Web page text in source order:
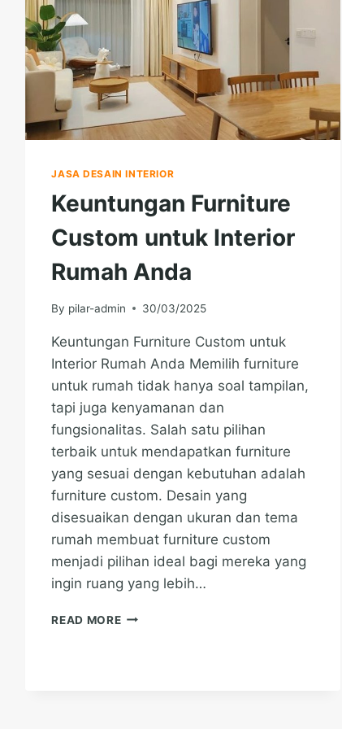
JASA DESAIN INTERIOR
Keuntungan Furniture
Custom untuk Interior
Rumah Anda
By pilar-admin 30/03/2025
Keuntungan Furniture Custom untuk
Interior Rumah Anda Memilih furniture
untuk rumah tidak hanya soal tampilan,
tapi juga kenyamanan dan
fungsionalitas. Salah satu pilihan
terbaik untuk mendapatkan furniture
yang sesuai dengan kebutuhan adalah
furniture custom. Desain yang
disesuaikan dengan ukuran dan tema
rumah membuat furniture custom
menjadi pilihan ideal bagi mereka yang
ingin ruang yang lebih…
READ MOREKEUNTUNGAN